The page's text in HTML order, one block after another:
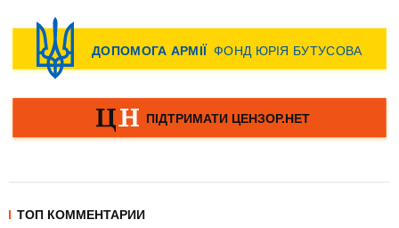
ТОП КОММЕНТАРИИ